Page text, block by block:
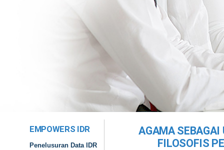
EMPOWERS IDR
Penelusuran Data IDR
AGAMA
FILOSOFIS